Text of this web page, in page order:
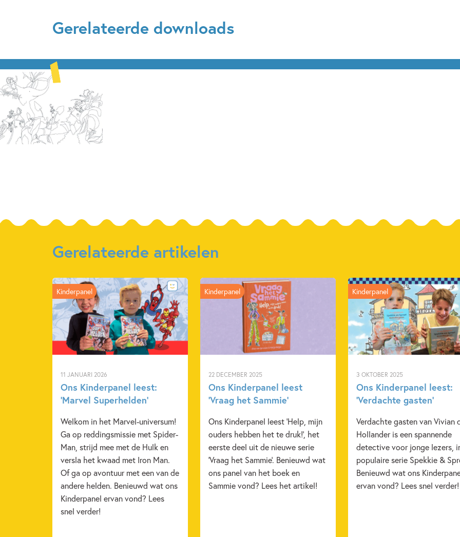
Gerelateerde downloads
Gerelateerde artikelen
11 JANUARI 2026
Ons Kinderpanel leest:
‘Marvel Superhelden’
Welkom in het Marvel-universum!
Ga op reddingsmissie met Spider-
Man, strijd mee met de Hulk en
versla het kwaad met Iron Man.
Of ga op avontuur met een van de
andere helden. Benieuwd wat ons
Kinderpanel ervan vond? Lees
snel verder!
Kinderpanel
22 DECEMBER 2025
Ons Kinderpanel leest
‘Vraag het Sammie’
Ons Kinderpanel leest 'Help, mijn
ouders hebben het te druk!', het
eerste deel uit de nieuwe serie
'Vraag het Sammie'. Benieuwd wat
ons panel van het boek en
Sammie vond? Lees het artikel!
Kinderpanel
3 OKTOBER 2025
Ons Kinderpanel leest:
‘Verdachte gasten’
Verdachte gasten van Vivian
Hollander is een spannende
detective voor jonge lezers,
populaire serie Spekkie &
Benieuwd wat ons
ervan vond? Lees snel verder!
Kinderpanel